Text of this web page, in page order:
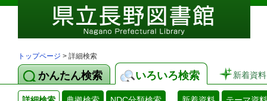
トップページ > 詳細検索
かんたん検索 いろいろ検索 新着資料